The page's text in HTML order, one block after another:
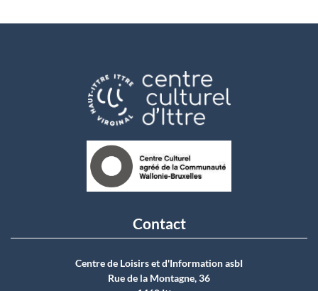
Contact
Centre de Loisirs et d'Information asbI
Rue de la Montagne, 36